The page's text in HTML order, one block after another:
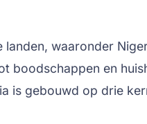
waaronder
boodschappen en
is gebouwd op drie